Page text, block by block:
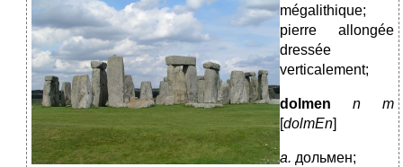
mégalithique;
pierre allongée
dressée
verticalement;
dolmen n m
[dolmEn]
a. дольмен;